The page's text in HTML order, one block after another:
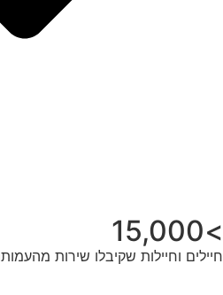
>15,000
חיילים וחיילות שקיבלו שירות